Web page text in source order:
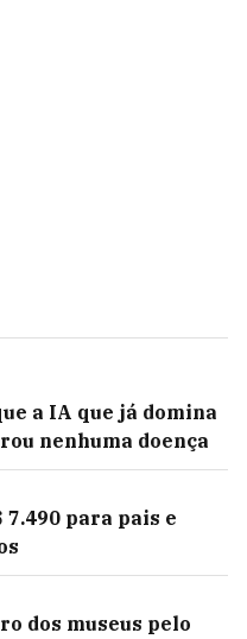
a IA que já domina
nenhuma doença
para pais e
dos museus pelo